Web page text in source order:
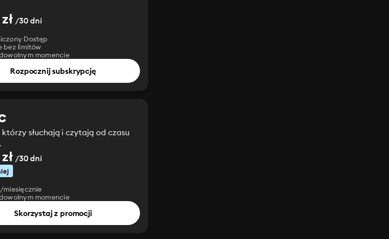
/30 dni
Dostęp
bez limitów
momencie
Rozpocznij subskrypcję
słuchają i czytają od czasu
/30 dni
miesięcznie
momencie
Skorzystaj z promocji